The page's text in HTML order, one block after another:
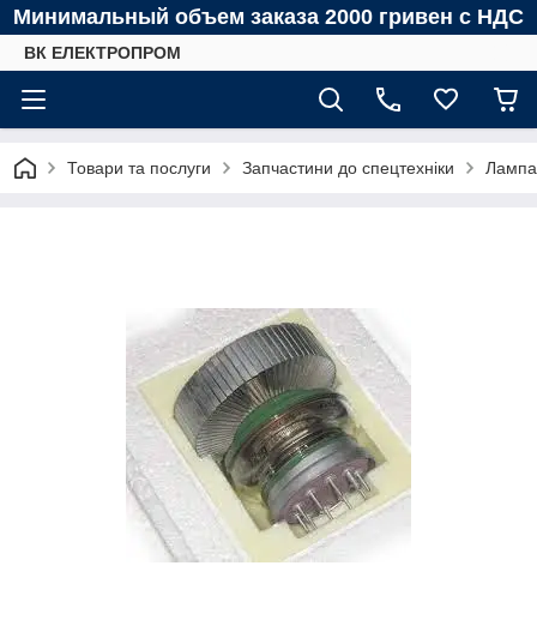
Минимальный объем заказа 2000 гривен с НДС
ВК ЕЛЕКТРОПРОМ
Товари та послуги Запчастини до спецтехніки